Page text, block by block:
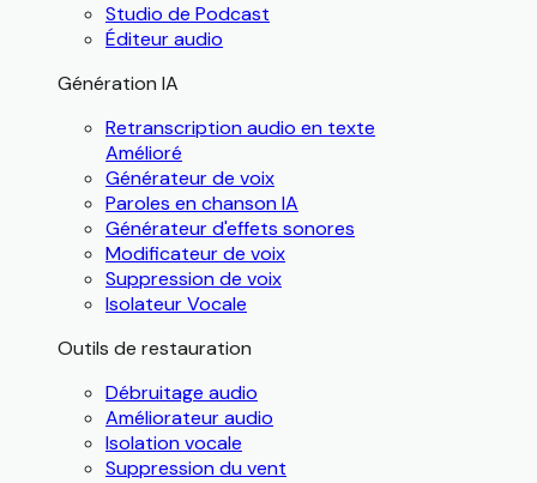
Studio de Podcast
Éditeur audio
Génération IA
Retranscription audio en texte
Amélioré
Générateur de voix
Paroles en chanson IA
Générateur d'effets sonores
Modificateur de voix
Suppression de voix
Isolateur Vocale
Outils de restauration
Débruitage audio
Améliorateur audio
Isolation vocale
Suppression du vent